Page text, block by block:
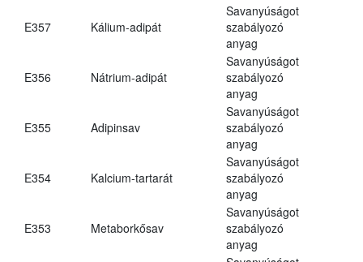
E357 Kálium-adipát
Savanyúságot
szabályozó
anyag
E356 Nátrium-adipát
Savanyúságot
szabályozó
anyag
E355 Adipinsav
Savanyúságot
szabályozó
anyag
E354 Kalcium-tartarát
Savanyúságot
szabályozó
anyag
E353 Metaborkősav
Savanyúságot
szabályozó
anyag